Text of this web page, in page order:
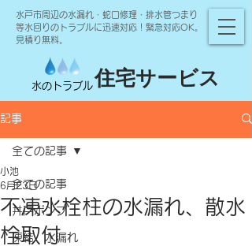
水戸市周辺の水漏れ・蛇口修理・排水管つまり
等水回りのトラブルに迅速対応！緊急対応OK。
見積り無料。
水のトラブル住宅サービス
記事
全ての記事
井戸ポンプ
凍結 水漏れ
全ての記事
不凍水栓柱の水漏れ、散水
栓取付
小池
6月23日